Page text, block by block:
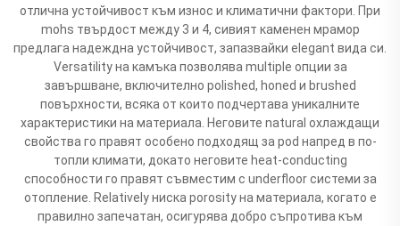
отлична устойчивост към износ и климатични фактори. При
mohs твърдост между 3 и 4, сивият каменен мрамор
предлага надеждна устойчивост, запазвайки elegant вида си.
Versatility на камъка позволява multiple опции за
завършване, включително polished, honed и brushed
повърхности, всяка от които подчертава уникалните
характеристики на материала. Неговите natural охлаждащи
свойства го правят особено подходящ за pod напред в по-
топли климати, докато неговите heat-conducting
способности го правят съвместим с underfloor системи за
отопление. Relatively ниска porosity на материала, когато е
правилно запечатан, осигурява добро съпротива към